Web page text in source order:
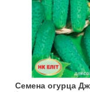
Семена огурца